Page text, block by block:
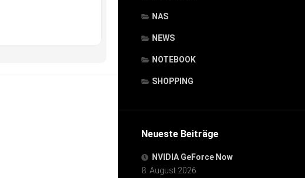
NAS
NEWS
NOTEBOOK
SHOPPING
Neueste Beiträge
NVIDIA GeForce Now
8. August 2026